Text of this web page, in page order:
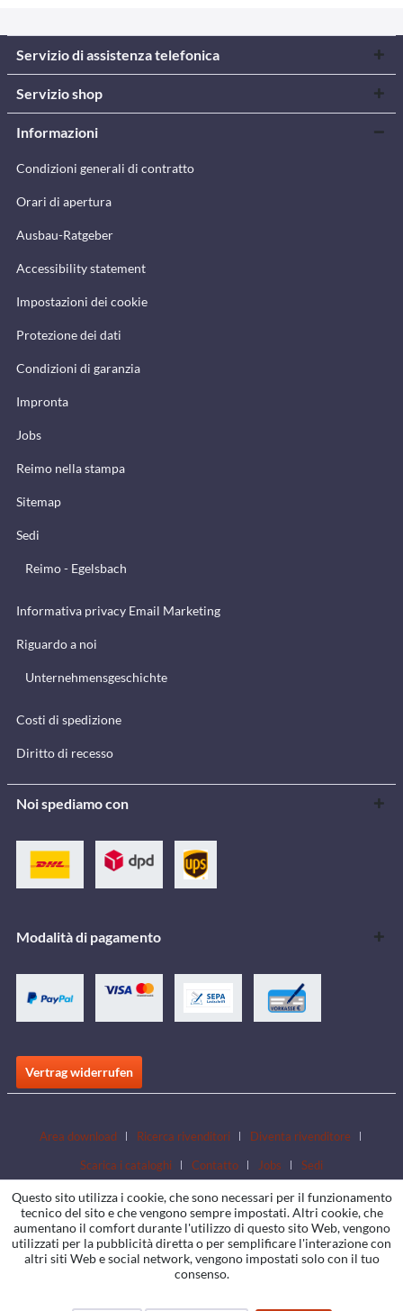
Servizio di assistenza telefonica
Servizio shop
Informazioni
Condizioni generali di contratto
Orari di apertura
Ausbau-Ratgeber
Accessibility statement
Impostazioni dei cookie
Protezione dei dati
Condizioni di garanzia
Impronta
Jobs
Reimo nella stampa
Sitemap
Sedi
Reimo - Egelsbach
Informativa privacy Email Marketing
Riguardo a noi
Unternehmensgeschichte
Costi di spedizione
Diritto di recesso
Noi spediamo con
Modalità di pagamento
Vertrag widerrufen
Area download Ricerca rivenditori
Diventa rivenditore
Scarica i cataloghi
Contatto Jobs Sedi
Questo sito utilizza i cookie, che sono necessari per il funzionamento
tecnico del sito e che vengono sempre impostati. Altri cookie, che
aumentano il comfort durante l'utilizzo di questo sito Web, vengono
utilizzati per la pubblicità diretta o per semplificare l'interazione con
altri siti Web e social network, vengono impostati solo con il tuo
consenso.